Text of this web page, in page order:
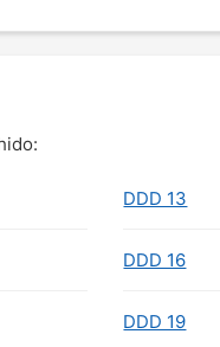
DDD 13
DDD 16
DDD 19